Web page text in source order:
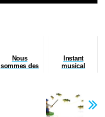
Nous
sommes des
Instant
musical